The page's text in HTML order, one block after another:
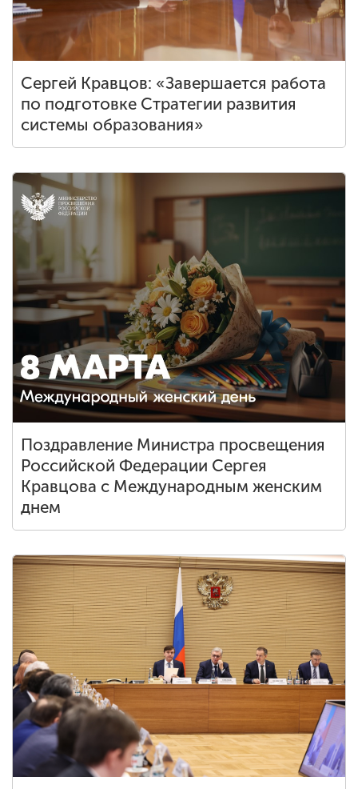
Сергей Кравцов: «Завершается работа
по подготовке Стратегии развития
системы образования»
Поздравление Министра просвещения
Российской Федерации Сергея
Кравцова с Международным женским
днем